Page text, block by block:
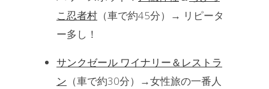
こ忍者村 （車で約45分）→ リピータ
ー多し！
サンクゼール ワイナリー＆レストラ
ン （車で約30分）→女性旅の一番人